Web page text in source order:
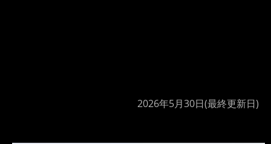
2026年5月30日(最終更新日)